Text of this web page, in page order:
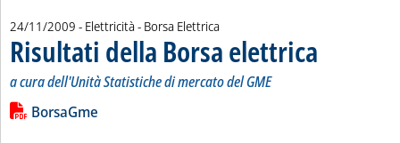
24/11/2009 - Elettricità - Borsa Elettrica
Risultati della Borsa elettrica
a cura dell'Unità Statistiche di mercato del GME
Leggi tutta la notizia: 'Risultati della Borsa elettrica'
Lista allegati PDF alla notizia
BorsaGme